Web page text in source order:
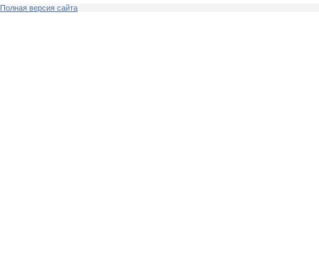
Полная версия сайта